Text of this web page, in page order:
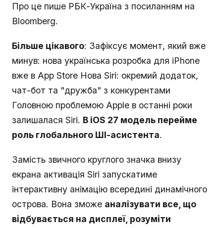
Про це пише РБК-Україна з посиланням на
Bloomberg.
Більше цікавого: Зафіксує момент, який вже
минув: нова українська розробка для iPhone
вже в App Store Нова Siri: окремий додаток,
чат-бот та "дружба" з конкурентами
Головною проблемою Apple в останні роки
залишалася Siri. В iOS 27 модель перейме
роль глобального ШІ-асистента.
Замість звичного круглого значка внизу
екрана активація Siri запускатиме
інтерактивну анімацію всередині динамічного
острова. Вона зможе аналізувати все, що
відбувається на дисплеї, розуміти